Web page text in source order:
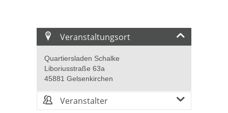
Veranstaltungsort
Quartiersladen Schalke
Liboriusstraße 63a
45881 Gelsenkirchen
Veranstalter